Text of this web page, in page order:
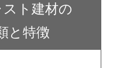
ト建材の
と特徴